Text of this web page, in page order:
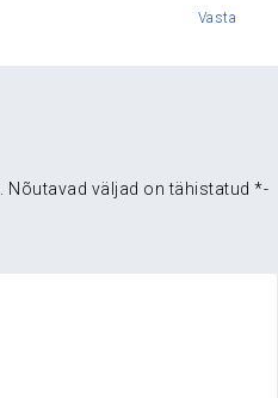
Vasta
Nõutavad väljad on tähistatud *-